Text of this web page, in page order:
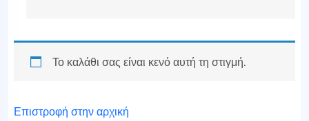
Το καλάθι σας είναι κενό αυτή τη στιγμή.
Επιστροφή στην αρχική